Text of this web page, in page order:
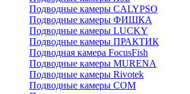
Подводные камеры CALYPSO
Подводные камеры ФИШКА
Подводные камеры LUCKY
Подводные камеры ПРАКТИК
Подводная камера FocusFish
Подводные камеры MURENA
Подводные камеры Rivotek
Подводные камеры СОМ